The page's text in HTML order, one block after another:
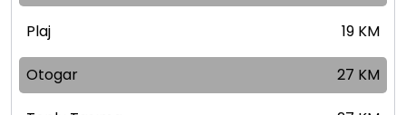
Plaj 19 KM
Otogar 27 KM